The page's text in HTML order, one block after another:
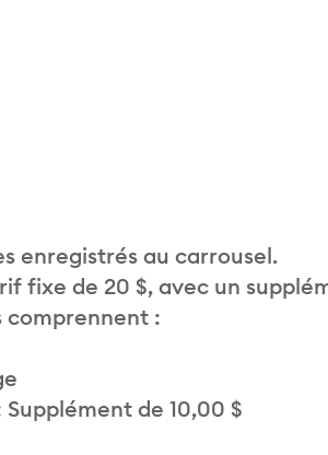
enregistrés au carrousel.
fixe de 20 $, avec un
comprennent :
de 10,00 $